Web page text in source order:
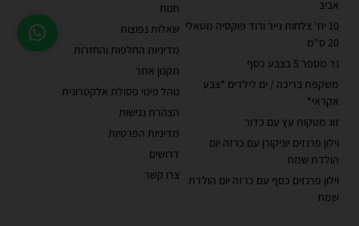
אביב
10 יח' צלחות נייר ורוד פוקסיה מטאלי
20 ס"מ
נר מספר 5 בצבע כסף
משקפת בריכה / ים לילדים *צבע
אקראי*
זוג מטקות עץ עם כדור
וילון פרנזים יוניקורן עם כרזה יום
הולדת שמח
וילון פרנזים כסף עם כרזה יום הולדת
שמח
חנות
שאלות נפוצות
מדיניות החלפות והחזרות
תקנון אתר
נוהל פינוי פסולת אלקטרונית
הצהרת נגישות
מדיניות הפרטיות
דרושים
צרו קשר